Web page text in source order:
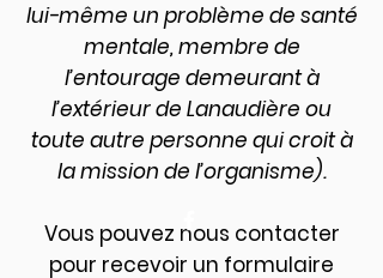
lui-même un problème de santé
mentale, membre de
l’entourage demeurant à
l’extérieur de Lanaudière ou
toute autre personne qui croit à
la mission de l’organisme).
Vous pouvez nous contacter
pour recevoir un formulaire